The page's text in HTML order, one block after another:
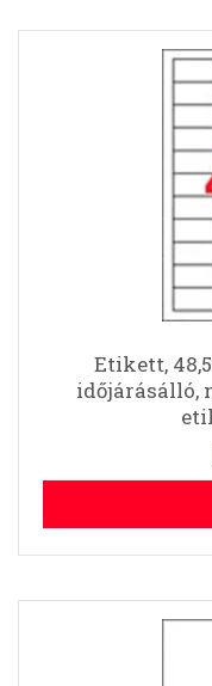
Etikett,
időjárásálló,